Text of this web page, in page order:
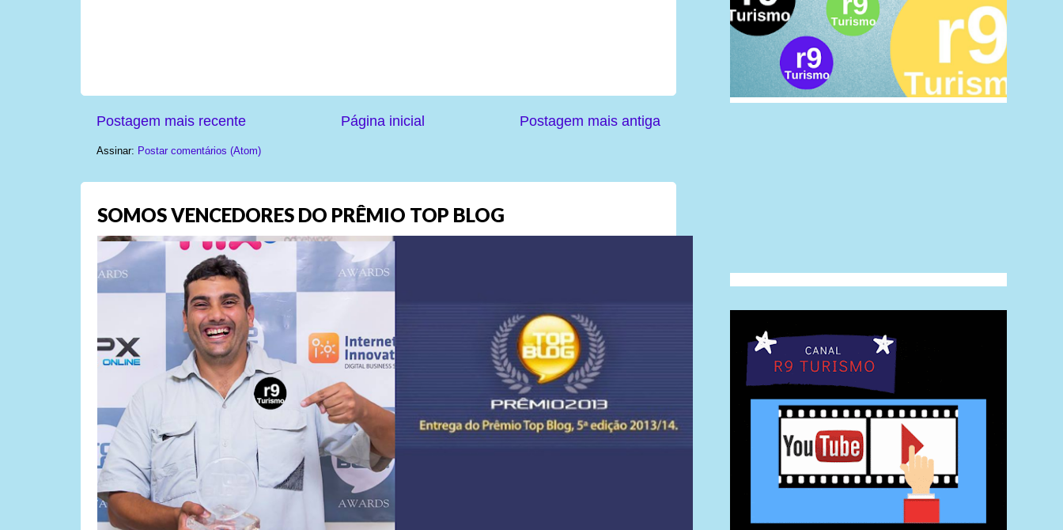
Postagem mais recente Postagem mais antiga
Página inicial
Assinar: Postar comentários (Atom)
SOMOS VENCEDORES DO PRÊMIO TOP BLOG